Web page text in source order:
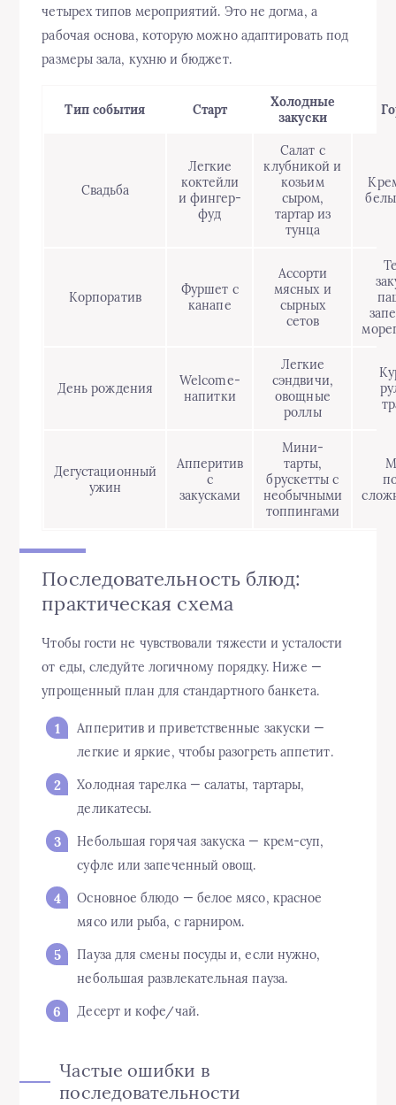
четырех типов мероприятий. Это не догма, а
рабочая основа, которую можно адаптировать под
размеры зала, кухню и бюджет.
Тип события Старт
Холодные
закуски
Свадьба
Легкие
коктейли
и фингер-
фуд
Салат с
клубникой и
козьим
сыром,
тартар из
тунца
Корпоратив
Фуршет с
канапе
Ассорти
мясных и
сырных
сетов
День рождения
Welcome-
напитки
Легкие
сэндвичи,
овощные
роллы
Дегустационный
ужин
Апперитив
с
закусками
Мини-
тарты,
брускетты с
необычными
топпингами
Последовательность блюд:
практическая схема
Чтобы гости не чувствовали тяжести и усталости
от еды, следуйте логичному порядку. Ниже —
упрощенный план для стандартного банкета.
Апперитив и приветственные закуски —
легкие и яркие, чтобы разогреть аппетит.
Холодная тарелка — салаты, тартары,
деликатесы.
Небольшая горячая закуска — крем-суп,
суфле или запеченный овощ.
Основное блюдо — белое мясо, красное
мясо или рыба, с гарниром.
Пауза для смены посуды и, если нужно,
небольшая развлекательная пауза.
Десерт и кофе/чай.
Частые ошибки в
последовательности